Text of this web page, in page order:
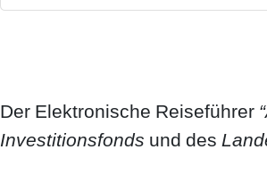
Der Elektronische Reiseführer
Investitionsfonds und des